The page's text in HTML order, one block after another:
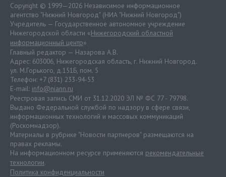
Copyright © 1999—2026 Независимое информационное
агентство "Нижний Новгород" (НИА "Нижний Новгород")
Учредитель — Государственное автономное учреждение
Нижегородской области «Нижегородский областной
информационный центр»
Главный редактор — Назарова А.В.
Адрес: 603006, Нижегородская область, г. Нижний Новгород.
ул. М.Горького, д.151Б, пом. 5
Телефон: +7 (831) 233-94-53
E-mail: info@niann.ru
Реестровая запись СМИ от 31.12.2020 ЭЛ № ФС 77 - 79798.
Выдано Федеральной службой по надзору в сфере связи,
информационных технологий и массовых коммуникаций
(Роскомнадзор).
Материалы в рубрике "Новости партнеров" размещаются на
правах рекламы.
На информационном ресурсе применяются рекомендательные
технологии.
Политика конфиденциальности